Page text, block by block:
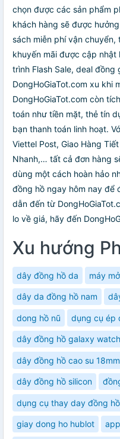
chọn được các sản phẩm
khách hàng sẽ được
sách miễn phí vận
khuyến mãi được cập
trình Flash Sale, deal
DongHoGiaTot.com xu
DongHoGiaTot.com còn
toán như tiền mặt, thẻ tín
bạn thanh toán linh hoạt.
Viettel Post, Giao Hàng
Nhanh,… tất cả đơn hàng
dùng một cách hoàn hảo
đồng hồ ngay hôm nay để
dẫn đến từ
lo về giá, hãy đến
Xu hướng
dây đồng hồ da máy
dây da đồng hồ nam
dong hồ nũ dụng cụ ép
dây đồng hồ galaxy
dây đồng hồ cao su 18mm
dây đồng hồ silicon
dụng cụ thay day đồng hồ
giay dong ho hublot